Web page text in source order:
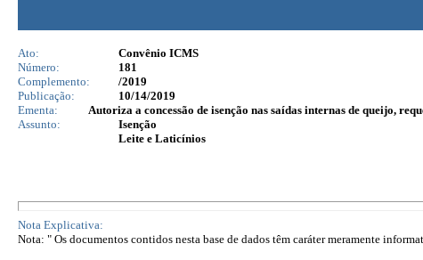
Ato:
Convênio ICMS
Número:
181
Complemento:
/2019
Publicação:
10/14/2019
Ementa:
Autoriza a concessão de isenção nas saídas internas de queijo,
Assunto:
Isenção
Leite e Laticínios
Nota Explicativa:
Nota: " Os documentos contidos nesta base de dados têm caráter meramente